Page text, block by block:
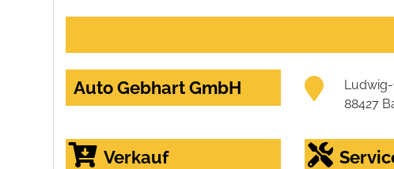
Auto Gebhart GmbH
Ludwig-
88427
Verkauf